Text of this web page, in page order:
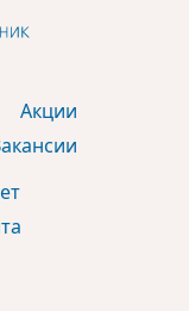
Акции